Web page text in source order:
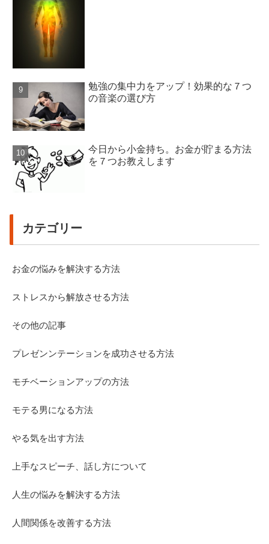
勉強の集中力をアップ！効果的な７つ
の音楽の選び方
今日から小金持ち。お金が貯まる方法
を７つお教えします
カテゴリー
お金の悩みを解決する方法
ストレスから解放させる方法
その他の記事
プレゼンンテーションを成功させる方法
モチベーションアップの方法
モテる男になる方法
やる気を出す方法
上手なスピーチ、話し方について
人生の悩みを解決する方法
人間関係を改善する方法